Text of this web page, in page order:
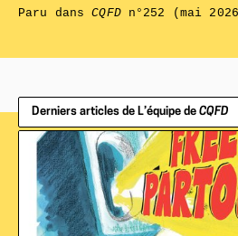
Paru dansCQFDn°252 (mai
Derniers articles de L’équipe de CQFD